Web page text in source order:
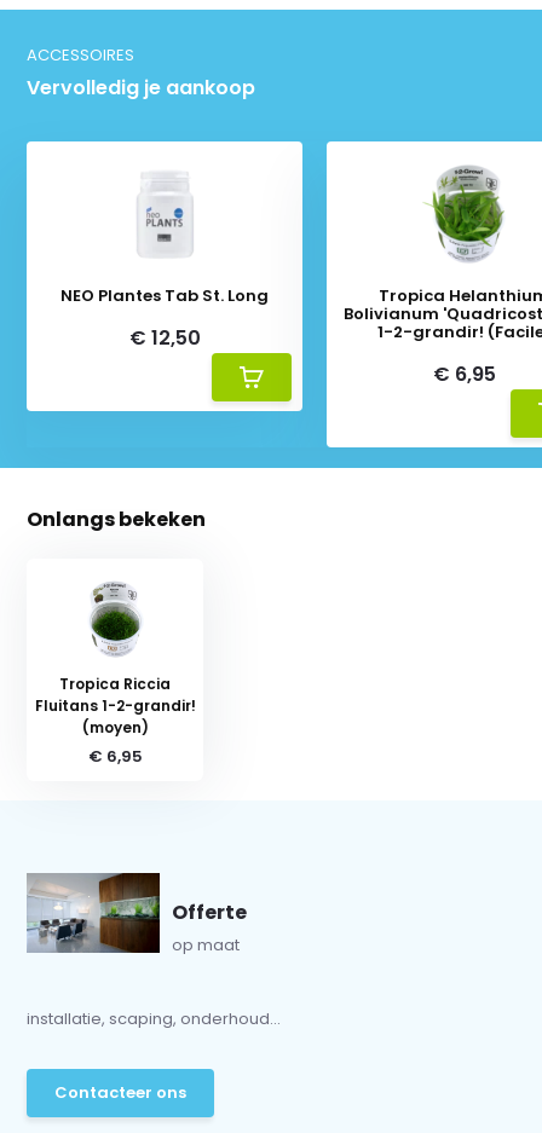
ACCESSOIRES
Vervolledig je aankoop
NEO Plantes Tab St. Long
€ 12,50
Tropica
Bolivianum
1-2-grandir!
€ 6,95
Onlangs bekeken
Tropica Riccia
Fluitans 1-2-grandir!
(moyen)
€ 6,95
Offerte
op maat
installatie, scaping, onderhoud...
Contacteer ons